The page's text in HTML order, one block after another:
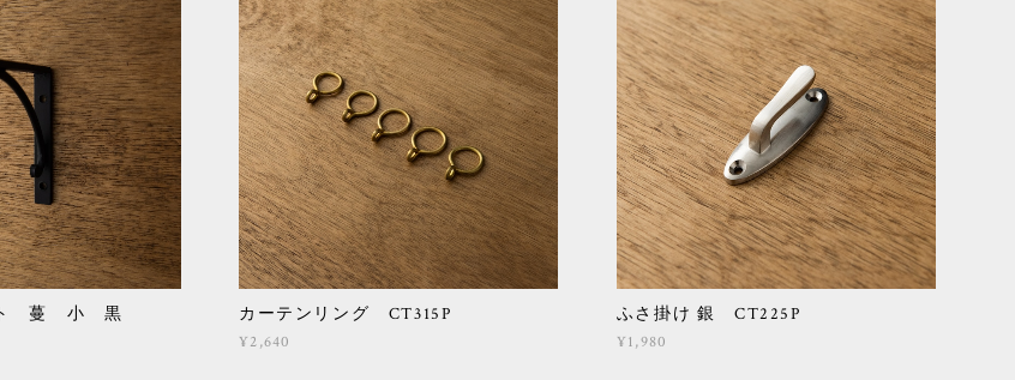
ト 蔓 小 黒
カーテンリング CT315P
¥2,640
ふさ掛け 銀 CT225P
¥1,980